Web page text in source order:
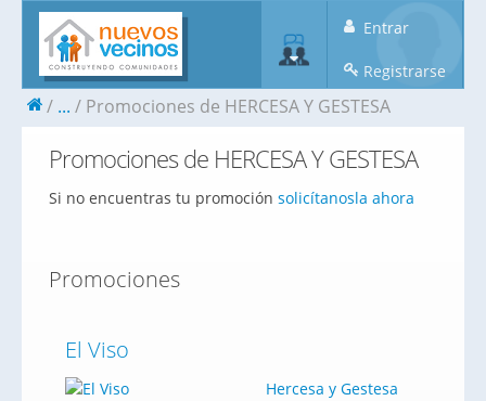
Entrar
Registrarse
... Promociones de HERCESA Y GESTESA
Promociones de HERCESA Y GESTESA
Si no encuentras tu promoción solicítanosla ahora
Promociones
El Viso
Hercesa y Gestesa